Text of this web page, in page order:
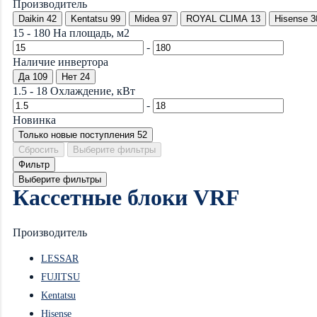
Производитель
Daikin 42 Kentatsu 99 Midea 97 ROYAL CLIMA 13 Hisense
15 - 180 На площадь, м2
-
Наличие инвертора
Да 109 Нет 24
1.5 - 18 Охлаждение, кВт
-
Новинка
Только новые поступления 52
Сбросить
Выберите фильтры
Фильтр
Выберите фильтры
Кассетные блоки VRF
Производитель
LESSAR
FUJITSU
Kentatsu
Hisense